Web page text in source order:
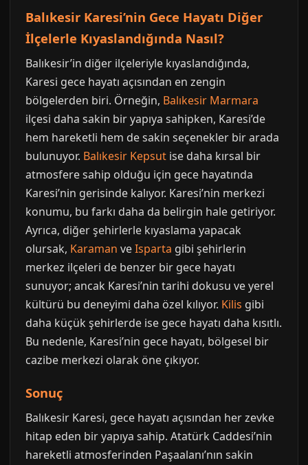
Balıkesir Karesi’nin Gece Hayatı Diğer
İlçelerle Kıyaslandığında Nasıl?
Balıkesir’in diğer ilçeleriyle kıyaslandığında,
Karesi gece hayatı açısından en zengin
bölgelerden biri. Örneğin, Balıkesir Marmara
ilçesi daha sakin bir yapıya sahipken, Karesi’de
hem hareketli hem de sakin seçenekler bir arada
bulunuyor. Balıkesir Kepsut ise daha kırsal bir
atmosfere sahip olduğu için gece hayatında
Karesi’nin gerisinde kalıyor. Karesi’nin merkezi
konumu, bu farkı daha da belirgin hale getiriyor.
Ayrıca, diğer şehirlerle kıyaslama yapacak
olursak, Karaman veIsparta gibi şehirlerin
merkez ilçeleri de benzer bir gece hayatı
sunuyor; ancak Karesi’nin tarihi dokusu ve yerel
kültürü bu deneyimi daha özel kılıyor. Kilis gibi
daha küçük şehirlerde ise gece hayatı daha kısıtlı.
Bu nedenle, Karesi’nin gece hayatı, bölgesel bir
cazibe merkezi olarak öne çıkıyor.
Sonuç
Balıkesir Karesi, gece hayatı açısından her zevke
hitap eden bir yapıya sahip. Atatürk Caddesi’nin
hareketli atmosferinden Paşaalanı’nın sakin